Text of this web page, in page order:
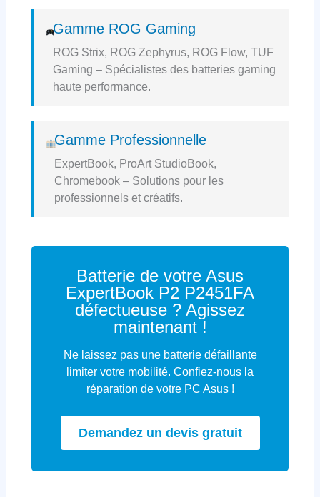
Gamme ROG Gaming
ROG Strix, ROG Zephyrus, ROG Flow, TUF
Gaming – Spécialistes des batteries gaming
haute performance.
Gamme Professionnelle
ExpertBook, ProArt StudioBook,
Chromebook – Solutions pour les
professionnels et créatifs.
Batterie de votre Asus
ExpertBook P2 P2451FA
défectueuse ? Agissez
maintenant !
Ne laissez pas une batterie défaillante
limiter votre mobilité. Confiez-nous la
réparation de votre PC Asus !
Demandez un devis gratuit